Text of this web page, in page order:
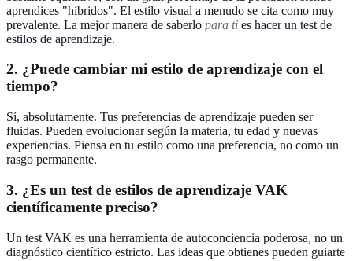
aprendices "híbridos". El estilo visual a menudo se cita como muy
prevalente. La mejor manera de saberlo para ti es hacer un test de
estilos de aprendizaje.
2. ¿Puede cambiar mi estilo de aprendizaje con el
tiempo?
Sí, absolutamente. Tus preferencias de aprendizaje pueden ser
fluidas. Pueden evolucionar según la materia, tu edad y nuevas
experiencias. Piensa en tu estilo como una preferencia, no como un
rasgo permanente.
3. ¿Es un test de estilos de aprendizaje VAK
científicamente preciso?
Un test VAK es una herramienta de autoconciencia poderosa, no un
diagnóstico científico estricto. Las ideas que obtienes pueden guiarte